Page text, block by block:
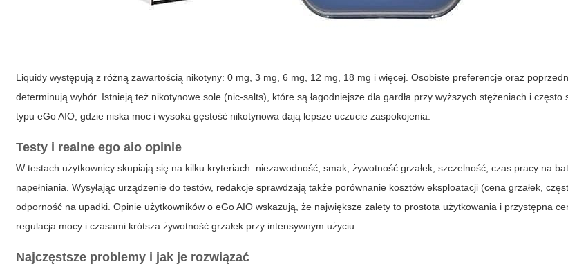
Liquidy występują z różną zawartością nikotyny: 0 mg, 3 mg, 6 mg, 12 mg, 18 mg i więcej. Osobiste preferencje oraz
determinują wybór. Istnieją też nikotynowe sole (nic-salts), które są łagodniejsze dla gardła przy wyższych stężeniach i często
typu eGo AIO, gdzie niska moc i wysoka gęstość nikotynowa dają lepsze uczucie zaspokojenia.
Testy i realneego aio opinie
W testach użytkownicy skupiają się na kilku kryteriach: niezawodność, smak, żywotność grzałek, szczelność, czas pracy na
napełniania. Wysyłając urządzenie do testów, redakcje sprawdzają także porównanie kosztów eksploatacji (cena grzałek,
odporność na upadki. Opinie użytkowników o eGo AIO wskazują, że największe zalety to prostota użytkowania i przystępna
regulacja mocy i czasami krótsza żywotność grzałek przy intensywnym użyciu.
Najczęstsze problemy i jak je rozwiązać